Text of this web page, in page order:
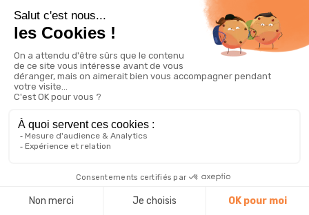
Event
JE VOUDRAIS DES
JOURNÉES PORTES OUVERTES,
VOS PORTES OUVERTES ?